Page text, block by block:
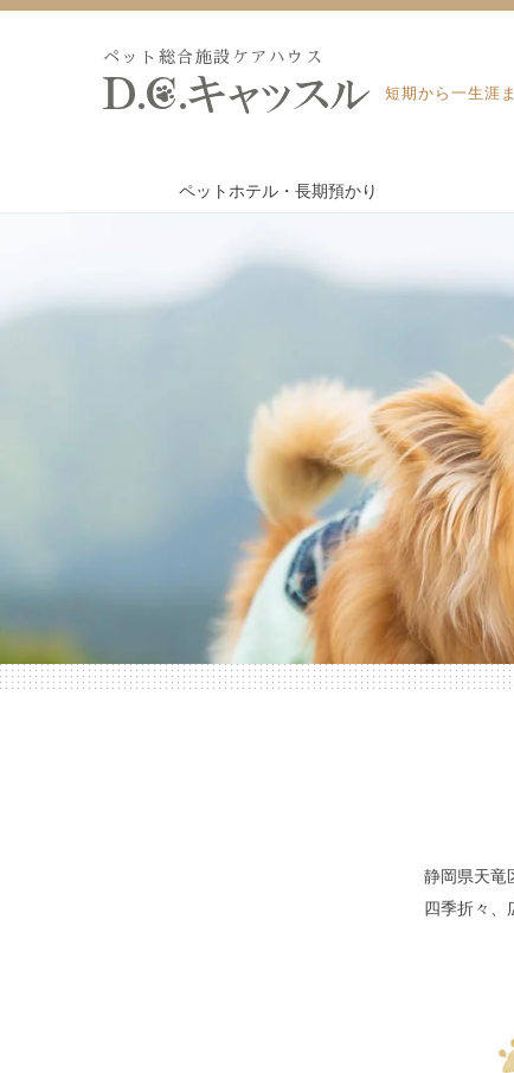
Skip
ペット総合施設ケアハウス
短期から一生涯
ペットホテル・長期預かり
WEB予約・見積り
ペット訪問火葬・葬儀
静岡県天竜
四季折々、